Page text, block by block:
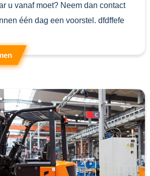
u vanaf moet? Neem dan contact
één dag een voorstel. dfdffefe